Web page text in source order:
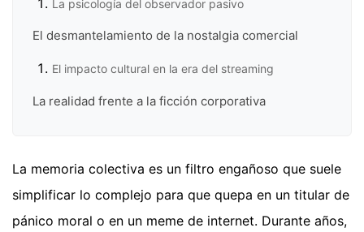
La psicología del observador pasivo
El desmantelamiento de la nostalgia comercial
El impacto cultural en la era del streaming
La realidad frente a la ficción corporativa
La memoria colectiva es un filtro engañoso que suele
simplificar lo complejo para que quepa en un titular de
pánico moral o en un meme de internet. Durante años,